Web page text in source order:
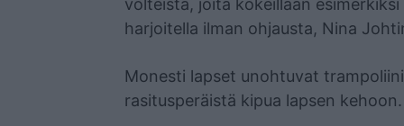
volteista, joita kokeillaan
harjoitella ilman ohjausta, Nina
Monesti lapset unohtuvat
rasitusperäistä kipua lapsen kehoon.